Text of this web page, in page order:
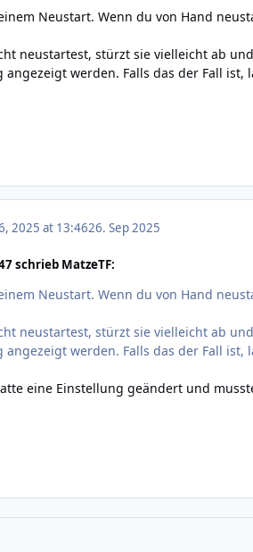
Neustart. Wenn du von Hand
neustartest, stürzt sie vielleicht ab
werden. Falls das der Fall
2025 at 13:4626. Sep 2025
schrieb MatzeTF:
Neustart. Wenn du von Hand
neustartest, stürzt sie vielleicht ab
werden. Falls das der Fall
eine Einstellung geändert und